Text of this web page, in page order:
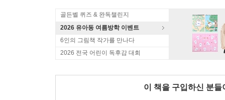
골든벨 퀴즈 & 완독챌린지
2026 유아동 여름방학 이벤트
6인의 그림책 작가를 만나다
2026 전국 어린이 독후감 대회
이 책을 구입하신 분